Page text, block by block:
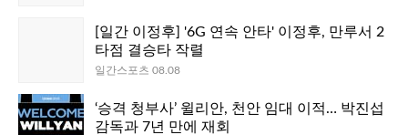
[일간 이정후] '6G 연속 안타' 이정후, 만루서 2
타점 결승타 작렬
일간스포츠 08.08
‘승격 청부사’ 윌리안, 천안 임대 이적… 박진섭
감독과 7년 만에 재회